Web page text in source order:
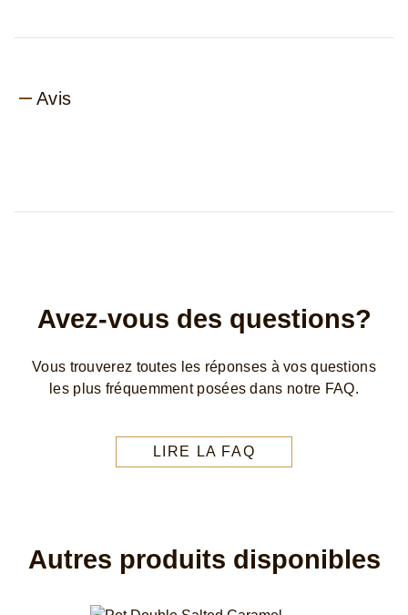
Avis
Avez-vous des questions?
Vous trouverez toutes les réponses à vos questions
les plus fréquemment posées dans notre FAQ.
LIRE LA FAQ
Autres produits disponibles